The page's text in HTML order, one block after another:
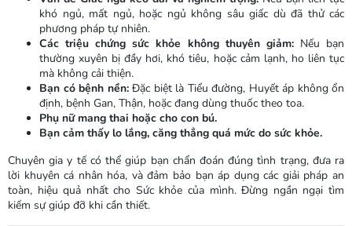
khó ngủ, mất ngủ, hoặc ngủ không sâu giấc dù đã thử các
phương pháp tự nhiên.
Các triệu chứng sức khỏe không thuyên giảm:Nếu bạn
thường xuyên bị đầy hơi, khó tiêu, hoặc cảm lạnh, ho liên tục
mà không cải thiện.
Bạn có bệnh nền:Đặc biệt là Tiểu đường, Huyết áp không ổn
định, bệnh Gan, Thận, hoặc đang dùng thuốc theo toa.
Phụ nữ mang thai hoặc cho con bú.
Bạn cảm thấy lo lắng, căng thẳng quá mức do sức khỏe.
Chuyên gia y tế có thể giúp bạn chẩn đoán đúng tình trạng, đưa ra
lời khuyên cá nhân hóa, và đảm bảo bạn áp dụng các giải pháp an
toàn, hiệu quả nhất cho Sức khỏe của mình. Đừng ngần ngại tìm
kiếm sự giúp đỡ khi cần thiết.